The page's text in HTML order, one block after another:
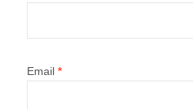
Email *